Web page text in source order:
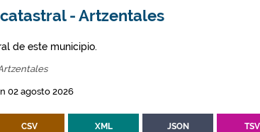
- Artzentales
de este municipio.
02 agosto 2026
CSV XML JSON TSV